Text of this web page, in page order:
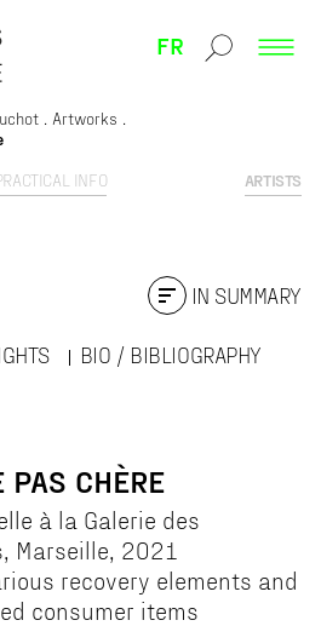
FR
INFO ARTISTS
Artworks
BIO / BIBLIOGRAPHY
IN SUMMARY
PAS CHÈRE
à la Galerie des
Marseille, 2021
recovery elements and
consumer items